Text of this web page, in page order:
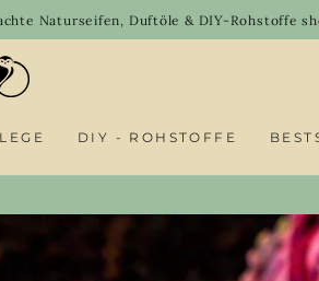
Duftöle & DIY-Rohstoffe shoppen
DIY - ROHSTOFFE